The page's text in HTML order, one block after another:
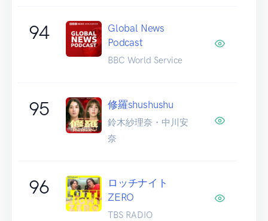
94
Global News
Podcast
BBC World Service
95 修羅shushushu
鈴木紗理奈・中川安
奈
96
ロッチナイト
ZERO
TBS RADIO